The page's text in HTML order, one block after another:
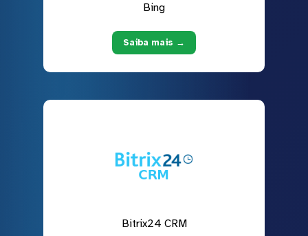
Bing
Saiba mais →
Bitrix24 CRM